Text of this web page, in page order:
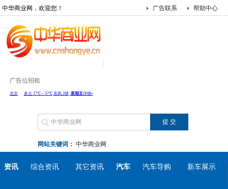
中华商业网，欢迎您！ 帮助中心
广告联系
广告位招租
网站关键词： 中华商业网
资讯 综合资讯 其它资讯 汽车 汽车导购 新车展示